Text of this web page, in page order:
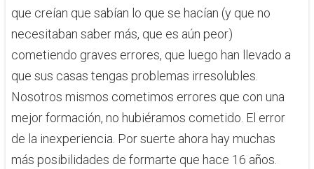
que creían que sabían lo que se hacían (y que no
necesitaban saber más, que es aún peor)
cometiendo graves errores, que luego han llevado a
que sus casas tengas problemas irresolubles.
Nosotros mismos cometimos errores que con una
mejor formación, no hubiéramos cometido. El error
de la inexperiencia. Por suerte ahora hay muchas
más posibilidades de formarte que hace 16 años.